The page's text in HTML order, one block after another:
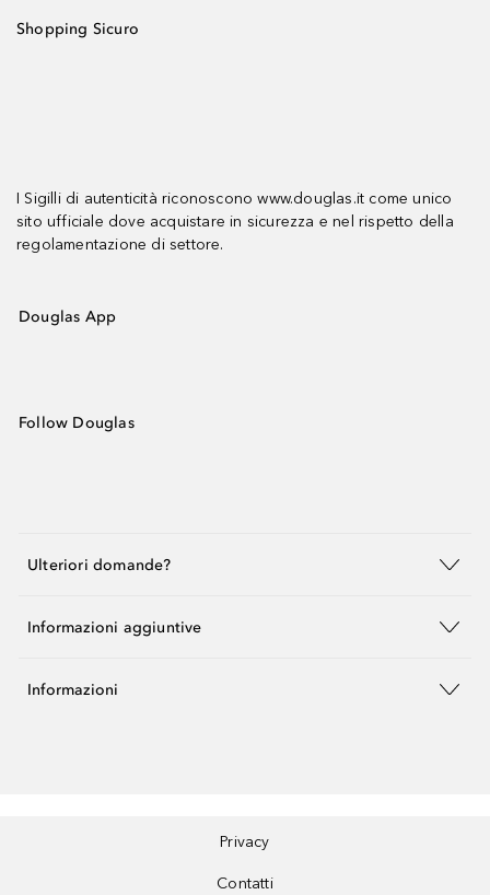
Shopping Sicuro
I Sigilli di autenticità riconoscono www.douglas.it come unico
sito ufficiale dove acquistare in sicurezza e nel rispetto della
regolamentazione di settore.
Douglas App
Follow Douglas
Ulteriori domande?
Informazioni aggiuntive
Informazioni
Privacy
Contatti